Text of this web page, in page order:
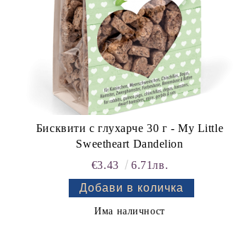
Бисквити с глухарче 30 г - My Little
Sweetheart Dandelion
€3.43
6.71лв.
Има наличност